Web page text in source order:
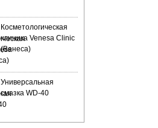
Косметологическая
клиника Venesa Clinic
(Венеса)
Универсальная
смазка WD-40